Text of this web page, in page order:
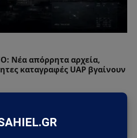
Νέα απόρρητα αρχεία,
καταγραφές UAP βγαίνουν